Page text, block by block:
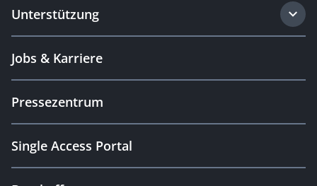
Unterstützung
Jobs & Karriere
Pressezentrum
Single Access Portal